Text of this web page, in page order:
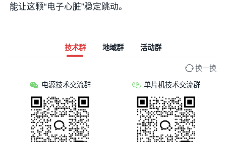
能让这颗“电子心脏”稳定跳动。
技术群 地域群 活动群
换一换
电源技术交流群 单片机技术交流群